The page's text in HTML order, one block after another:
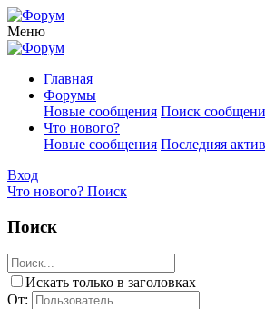
Меню
Главная
Форумы
Новые сообщения Поиск
Что нового?
Новые сообщения Последняя
Вход
Что нового? Поиск
Поиск
Искать только в заголовках
От: